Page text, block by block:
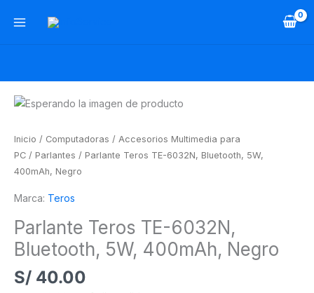
Inicio / Computadoras / Accesorios Multimedia para
PC / Parlantes / Parlante Teros TE-6032N, Bluetooth, 5W,
400mAh, Negro
Marca: Teros
Parlante Teros TE-6032N,
Bluetooth, 5W, 400mAh, Negro
S/ 40.00
Parlante
TE-
6032N,
Bluetooth,
400mAh,
cantidad